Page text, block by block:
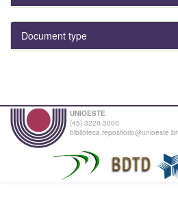
Document type
UNIOESTE
(45) 3220-3000
biblioteca.repositorio@unioeste.br